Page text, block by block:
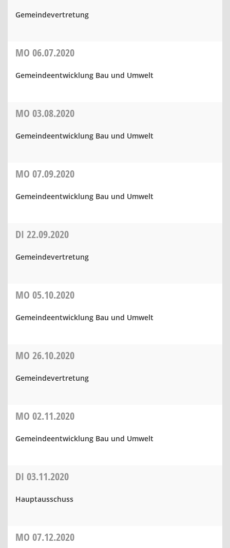
Gemeindevertretung
MO 06.07.2020
Gemeindeentwicklung Bau und Umwelt
MO 03.08.2020
Gemeindeentwicklung Bau und Umwelt
MO 07.09.2020
Gemeindeentwicklung Bau und Umwelt
DI 22.09.2020
Gemeindevertretung
MO 05.10.2020
Gemeindeentwicklung Bau und Umwelt
MO 26.10.2020
Gemeindevertretung
MO 02.11.2020
Gemeindeentwicklung Bau und Umwelt
DI 03.11.2020
Hauptausschuss
MO 07.12.2020